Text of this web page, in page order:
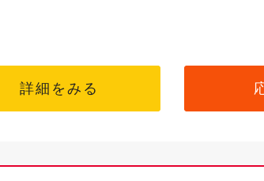
詳細をみる